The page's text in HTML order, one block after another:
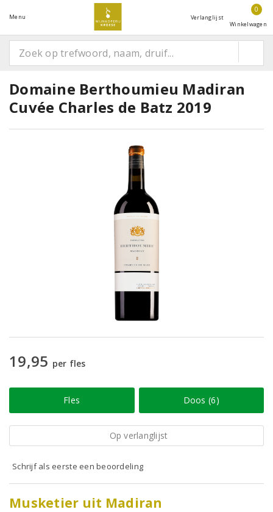
Menu Verlanglijst
0
Winkelwagen
Domaine Berthoumieu Madiran
Cuvée Charles de Batz 2019
19,95 per fles
Fles Doos (6)
Op verlanglijst
Schrijf als eerste een beoordeling
Musketier uit Madiran